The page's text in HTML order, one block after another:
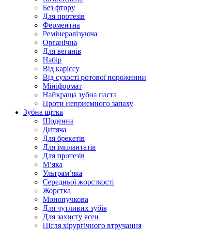
Без фтору
Для протезів
Ферментна
Ремінералізуюча
Органічна
Для веганів
Набір
Від карієсу
Від сухості ротової порожнини
Мініформат
Найкраща зубна паста
Проти неприємного запаху
Зубна щітка
Щоденна
Дитяча
Для брекетів
Для імплантатів
Для протезів
Мʼяка
Ультрамʼяка
Середньої жорсткості
Жорстка
Монопучкова
Для чутливих зубів
Для захисту ясен
Після хірургічного втручання